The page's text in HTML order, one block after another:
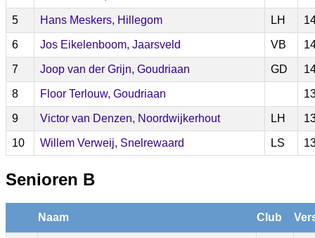
5 Hans Meskers, Hillegom LH
6 Jos Eikelenboom, Jaarsveld VB
7 Joop van der Grijn, Goudriaan GD
8 Floor Terlouw, Goudriaan
9 Victor van Denzen, Noordwijkerhout LH
10 Willem Verweij, Snelrewaard LS
Senioren B
Naam Club